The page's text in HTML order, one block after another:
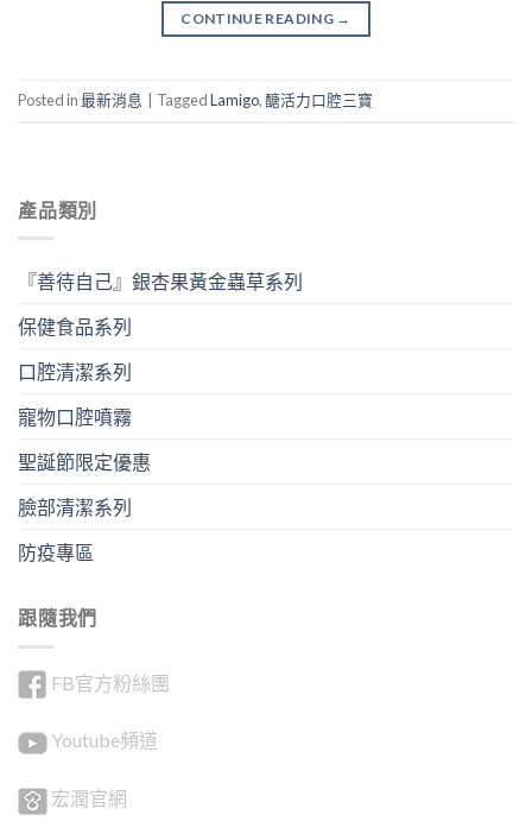
CONTINUE READING →
Posted in最新消息 TaggedLamigo,醣活力口腔三寶
產品類別
『善待自己』銀杏果黃金蟲草系列
保健食品系列
口腔清潔系列
寵物口腔噴霧
聖誕節限定優惠
臉部清潔系列
防疫專區
跟隨我們
FB官方粉絲團
Youtube頻道
宏潤官網